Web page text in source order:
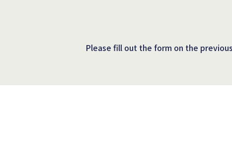
Please fill out the form on the